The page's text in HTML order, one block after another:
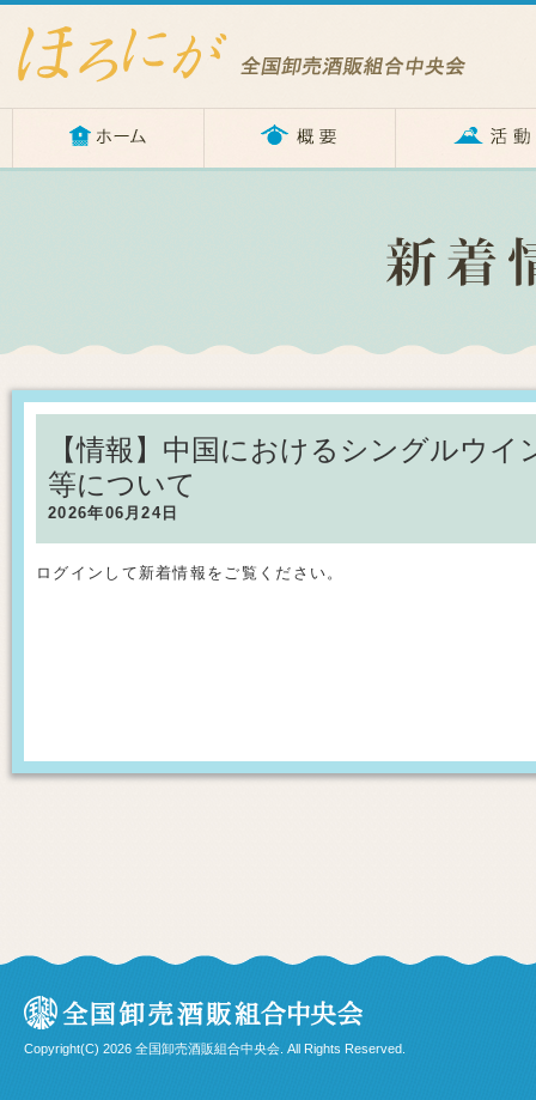
【情報】中国におけるシングルウ
等について
2026年06月24日
ログインして新着情報をご覧ください。
Copyright(C) 2026 全国卸売酒販組合中央会. All Rights Reserved.